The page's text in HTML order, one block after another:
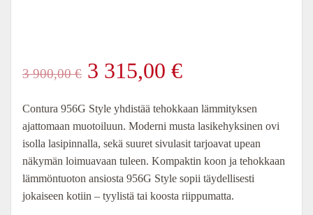
3 900,00€ Alkuperäinen
hinta
oli:
3
3 315,00 €Nykyinen
hinta
on:
3
Contura 956G Style yhdistää tehokkaan lämmityksen
ajattomaan muotoiluun. Moderni musta lasikehyksinen ovi
isolla lasipinnalla, sekä suuret sivulasit tarjoavat upean
näkymän loimuavaan tuleen. Kompaktin koon ja tehokkaan
lämmöntuoton ansiosta 956G Style sopii täydellisesti
jokaiseen kotiin – tyylistä tai koosta riippumatta.